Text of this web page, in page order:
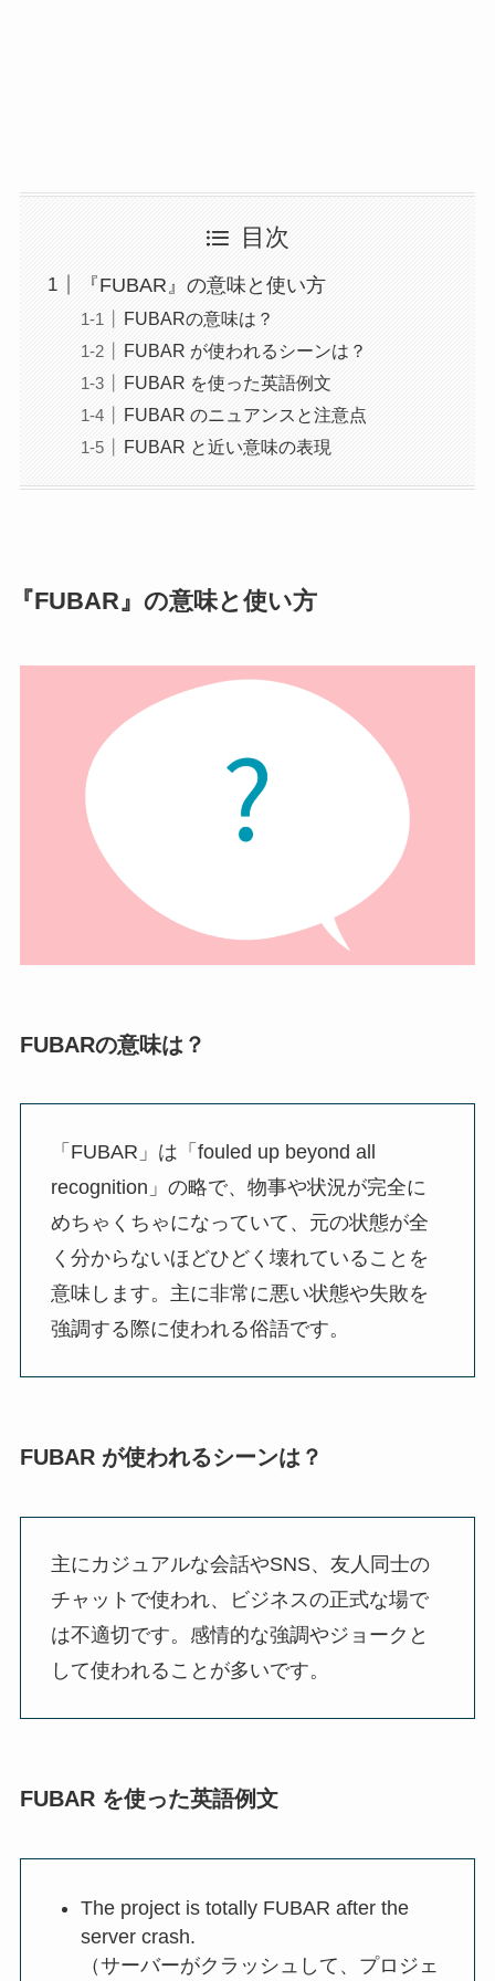
目次
『FUBAR』の意味と使い方
FUBARの意味は？
FUBAR が使われるシーンは？
FUBAR を使った英語例文
FUBAR のニュアンスと注意点
FUBAR と近い意味の表現
『FUBAR』の意味と使い方
FUBARの意味は？
「FUBAR」は「fouled up beyond all
recognition」の略で、物事や状況が完全に
めちゃくちゃになっていて、元の状態が全
く分からないほどひどく壊れていることを
意味します。主に非常に悪い状態や失敗を
強調する際に使われる俗語です。
FUBAR が使われるシーンは？
主にカジュアルな会話やSNS、友人同士の
チャットで使われ、ビジネスの正式な場で
は不適切です。感情的な強調やジョークと
して使われることが多いです。
FUBAR を使った英語例文
The project is totally FUBAR after the
server crash.
（サーバーがクラッシュして、プロジェ